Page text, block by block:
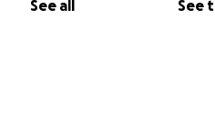
See all See
membres du